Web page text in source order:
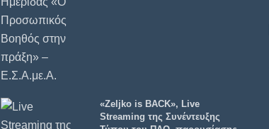
«Zeljko is BACK», Live
Streaming της Συνέντευξης